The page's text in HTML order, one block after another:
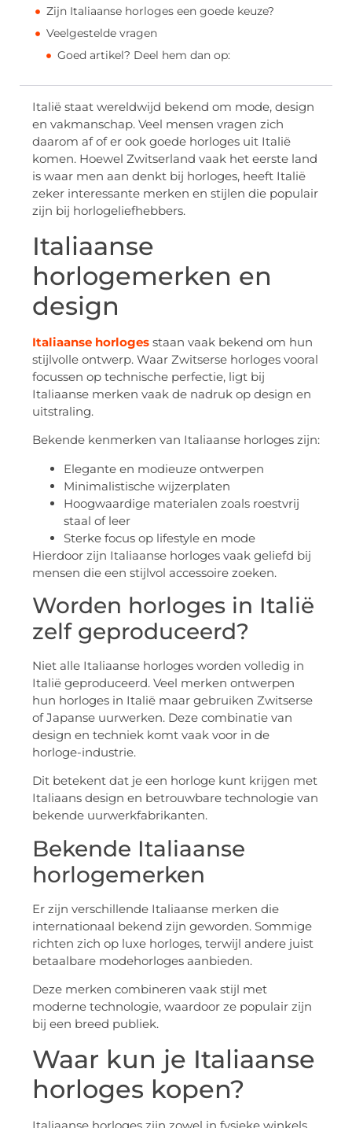
Zijn Italiaanse horloges een goede keuze?
Veelgestelde vragen
Goed artikel? Deel hem dan op:
Italië staat wereldwijd bekend om mode, design
en vakmanschap. Veel mensen vragen zich
daarom af of er ook goede horloges uit Italië
komen. Hoewel Zwitserland vaak het eerste land
is waar men aan denkt bij horloges, heeft Italië
zeker interessante merken en stijlen die populair
zijn bij horlogeliefhebbers.
Italiaanse
horlogemerken en
design
Italiaanse horloges staan vaak bekend om hun
stijlvolle ontwerp. Waar Zwitserse horloges vooral
focussen op technische perfectie, ligt bij
Italiaanse merken vaak de nadruk op design en
uitstraling.
Bekende kenmerken van Italiaanse horloges zijn:
Elegante en modieuze ontwerpen
Minimalistische wijzerplaten
Hoogwaardige materialen zoals roestvrij
staal of leer
Sterke focus op lifestyle en mode
Hierdoor zijn Italiaanse horloges vaak geliefd bij
mensen die een stijlvol accessoire zoeken.
Worden horloges in Italië
zelf geproduceerd?
Niet alle Italiaanse horloges worden volledig in
Italië geproduceerd. Veel merken ontwerpen
hun horloges in Italië maar gebruiken Zwitserse
of Japanse uurwerken. Deze combinatie van
design en techniek komt vaak voor in de
horloge-industrie.
Dit betekent dat je een horloge kunt krijgen met
Italiaans design en betrouwbare technologie van
bekende uurwerkfabrikanten.
Bekende Italiaanse
horlogemerken
Er zijn verschillende Italiaanse merken die
internationaal bekend zijn geworden. Sommige
richten zich op luxe horloges, terwijl andere juist
betaalbare modehorloges aanbieden.
Deze merken combineren vaak stijl met
moderne technologie, waardoor ze populair zijn
bij een breed publiek.
Waar kun je Italiaanse
horloges kopen?
Italiaanse horloges zijn zowel in fysieke winkels